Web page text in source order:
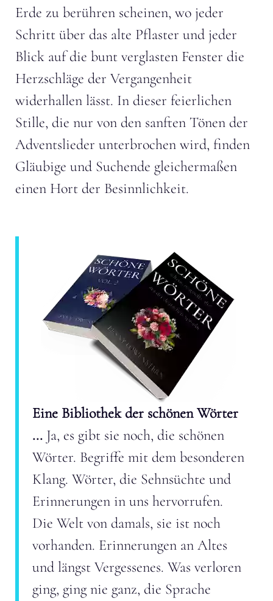
Erde zu berühren scheinen, wo jeder
Schritt über das alte Pflaster und jeder
Blick auf die bunt verglasten Fenster die
Herzschläge der Vergangenheit
widerhallen lässt. In dieser feierlichen
Stille, die nur von den sanften Tönen der
Adventslieder unterbrochen wird, finden
Gläubige und Suchende gleichermaßen
einen Hort der Besinnlichkeit.
Eine Bibliothek der schönen Wörter
... Ja, es gibt sie noch, die schönen
Wörter. Begriffe mit dem besonderen
Klang. Wörter, die Sehnsüchte und
Erinnerungen in uns hervorrufen.
Die Welt von damals, sie ist noch
vorhanden. Erinnerungen an Altes
und längst Vergessenes. Was verloren
ging, ging nie ganz, die Sprache